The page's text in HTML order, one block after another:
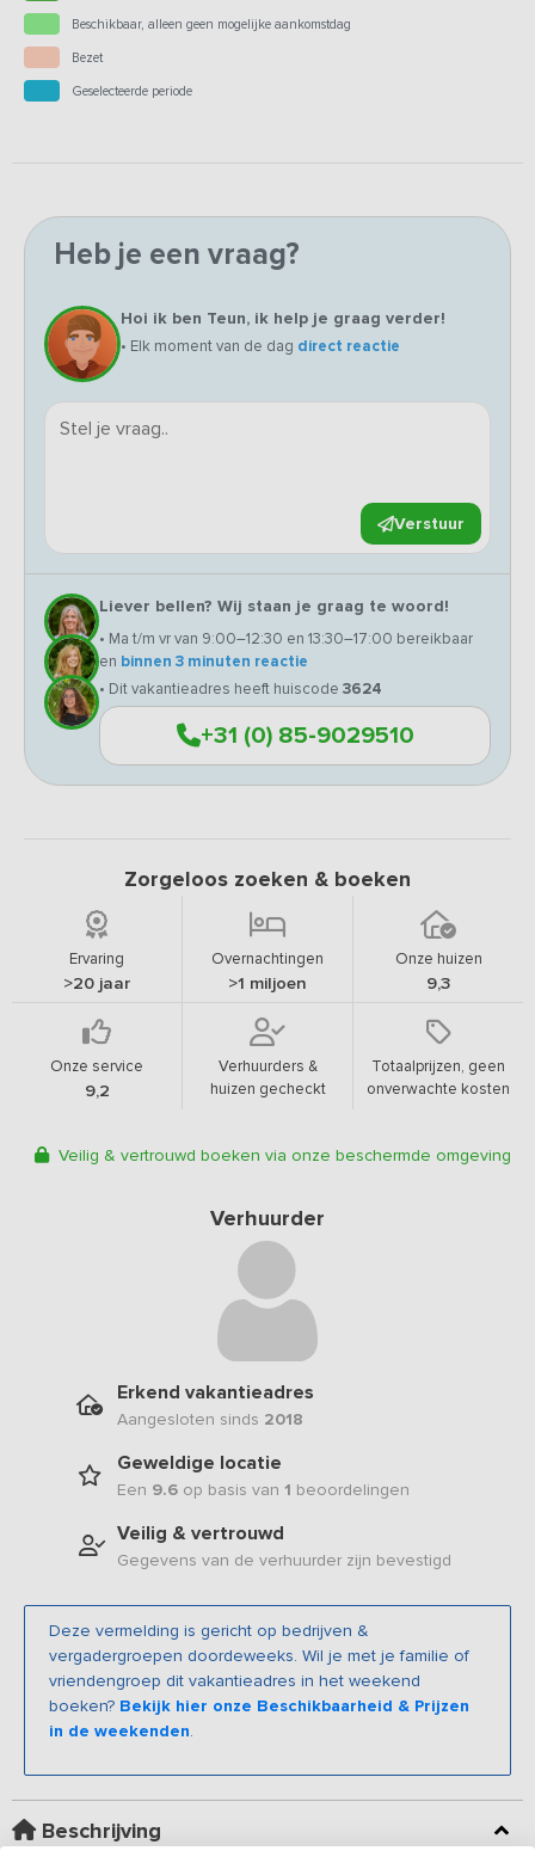
Beschikbaar, alleen geen mogelijke aankomstdag
Bezet
Geselecteerde periode
Heb je een vraag?
Hoi ik ben Teun, ik help je graag verder!
• Elk moment van de dag direct reactie
Verstuur
Liever bellen? Wij staan je graag te woord!
• Ma t/m vr van 9:00–12:30 en 13:30–17:00 bereikbaar
en binnen 3 minuten reactie
• Dit vakantieadres heeft huiscode 3624
+31 (0) 85-9029510
Zorgeloos zoeken & boeken
Ervaring
>20 jaar
Overnachtingen
>1 miljoen
Onze huizen
9,3
Onze service
9,2
Verhuurders &
huizen gecheckt
Totaalprijzen, geen
onverwachte kosten
Veilig & vertrouwd boeken via onze beschermde omgeving
Verhuurder
Erkend vakantieadres
Aangesloten sinds 2018
Geweldige locatie
Een 9.6 op basis van 1 beoordelingen
Veilig & vertrouwd
Gegevens van de verhuurder zijn bevestigd
Deze vermelding is gericht op bedrijven &
vergadergroepen doordeweeks. Wil je met je familie of
vriendengroep dit vakantieadres in het weekend
boeken? Bekijk hier onze Beschikbaarheid & Prijzen
in de weekenden.
Beschrijving